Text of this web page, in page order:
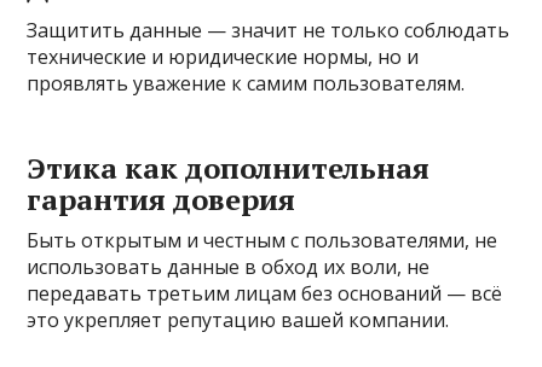
Защитить данные — значит не только соблюдать
технические и юридические нормы, но и
проявлять уважение к самим пользователям.
Этика как дополнительная
гарантия доверия
Быть открытым и честным с пользователями, не
использовать данные в обход их воли, не
передавать третьим лицам без оснований — всё
это укрепляет репутацию вашей компании.